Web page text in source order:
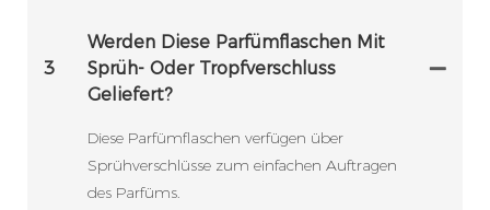
3
Werden Diese Parfümflaschen Mit
Sprüh- Oder Tropfverschluss
Geliefert?
Diese Parfümflaschen verfügen über
Sprühverschlüsse zum einfachen Auftragen
des Parfüms.